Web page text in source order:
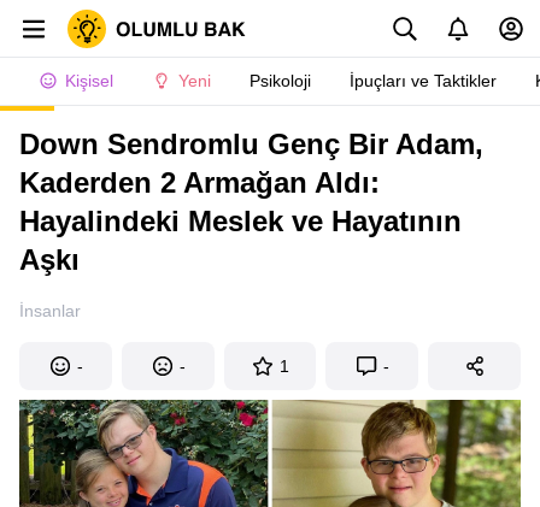
Kişisel Yeni Psikoloji İpuçları ve Taktikler
Down Sendromlu Genç Bir Adam,
Kaderden 2 Armağan Aldı:
Hayalindeki Meslek ve Hayatının
Aşkı
İnsanlar
- - 1 -